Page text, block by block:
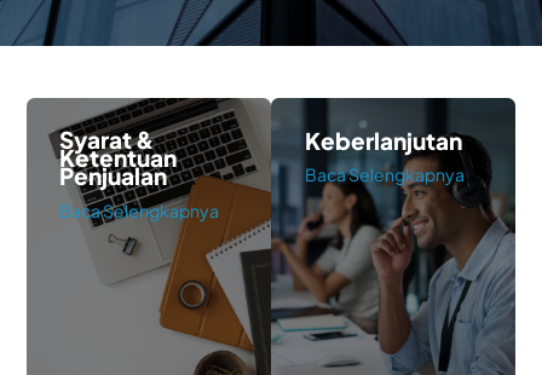
Syarat &
Ketentuan
Penjualan
Baca Selengkapnya
Keberlanjutan
Baca Selengkapnya